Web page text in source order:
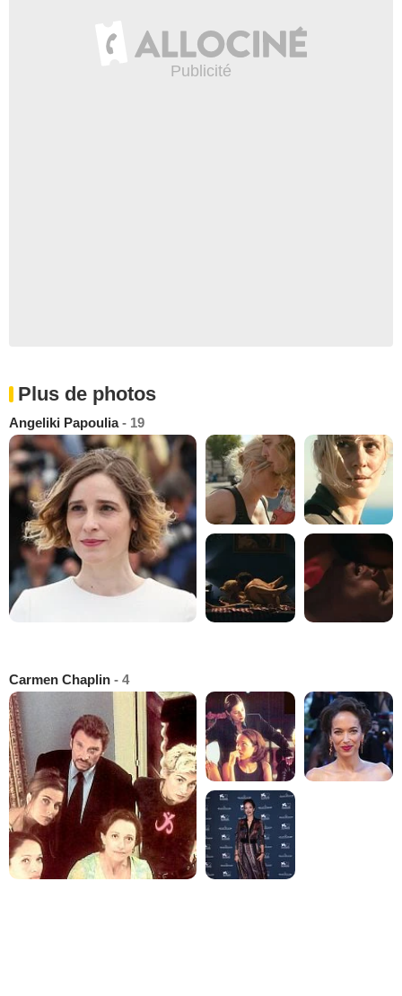
Plus de photos
Angeliki Papoulia- 19
Carmen Chaplin - 4